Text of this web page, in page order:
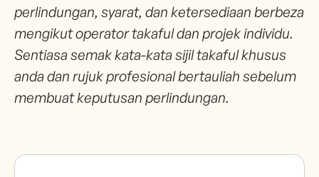
perlindungan, syarat, dan ketersediaan berbeza
mengikut operator takaful dan projek individu.
Sentiasa semak kata-kata sijil takaful khusus
anda dan rujuk profesional bertauliah sebelum
membuat keputusan perlindungan.